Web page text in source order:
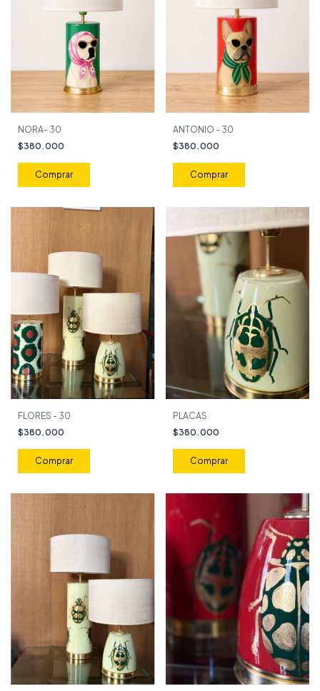
NORA- 30
$380.000
ANTONIO - 30
$380.000
FLORES - 30
$380.000
PLACAS
$380.000